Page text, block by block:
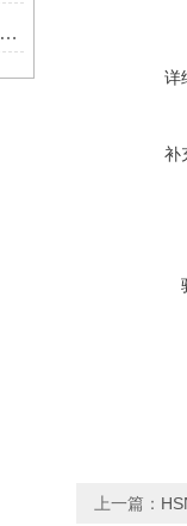
Sonic Sifter声波振动筛的动力学模拟与性能分析
详
补
上一篇：